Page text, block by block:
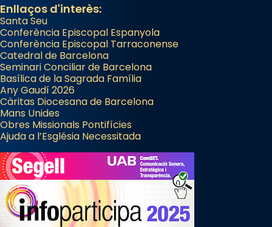
Enllaços d'interès:
Santa Seu
Conferència Episcopal Espanyola
Conferència Episcopal Tarraconense
Catedral de Barcelona
Seminari Conciliar de Barcelona
Basílica de la Sagrada Família
Any Gaudí 2026
Càritas Diocesana de Barcelona
Mans Unides
Obres Missionals Pontifícies
Ajuda a l’Església Necessitada